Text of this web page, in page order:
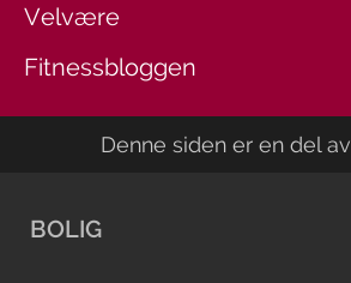
Velvære
Fitnessbloggen
Denne siden er en del av
BOLIG